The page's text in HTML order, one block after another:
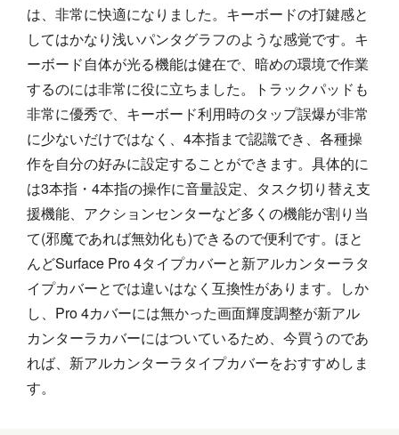
は、非常に快適になりました。キーボードの打鍵感と
してはかなり浅いパンタグラフのような感覚です。キ
ーボード自体が光る機能は健在で、暗めの環境で作業
するのには非常に役に立ちました。トラックパッドも
非常に優秀で、キーボード利用時のタップ誤爆が非常
に少ないだけではなく、4本指まで認識でき、各種操
作を自分の好みに設定することができます。具体的に
は3本指・4本指の操作に音量設定、タスク切り替え支
援機能、アクションセンターなど多くの機能が割り当
て(邪魔であれば無効化も)できるので便利です。ほと
んどSurface Pro 4タイプカバーと新アルカンターラタ
イプカバーとでは違いはなく互換性があります。しか
し、Pro 4カバーには無かった画面輝度調整が新アル
カンターラカバーにはついているため、今買うのであ
れば、新アルカンターラタイプカバーをおすすめしま
す。